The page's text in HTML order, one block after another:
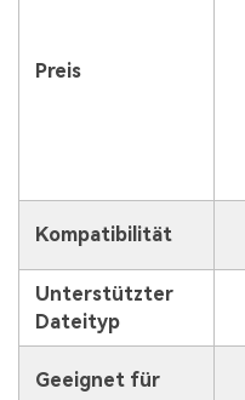
Preis
Kompatibilität
Unterstützter
Dateityp
Geeignet für